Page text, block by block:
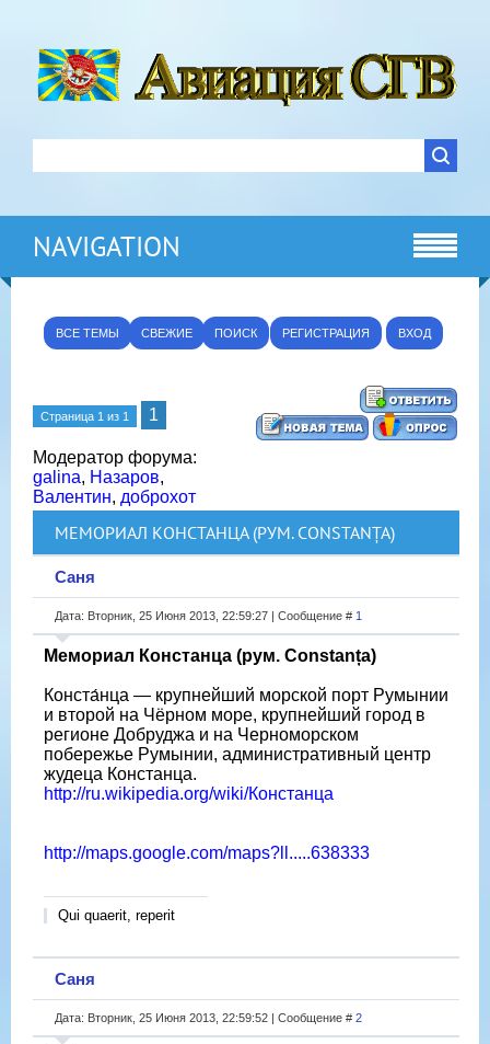
NAVIGATION
ВСЕ ТЕМЫ СВЕЖИЕ ПОИСК РЕГИСТРАЦИЯ ВХОД
Страница 1 из 1 1
Модератор форума:
galina, Назаров,
Валентин, доброхот
МЕМОРИАЛ КОНСТАНЦА (РУМ. CONSTANȚA)
Саня
Дата: Вторник, 25 Июня 2013, 22:59:27 | Сообщение # 1
Мемориал Констанца (рум. Constanța)
Конста́нца — крупнейший морской порт Румынии
и второй на Чёрном море, крупнейший город в
регионе Добруджа и на Черноморском
побережье Румынии, административный центр
жудеца Констанца.
http://ru.wikipedia.org/wiki/Констанца
http://maps.google.com/maps?ll.....638333
Qui quaerit, reperit
Саня
Дата: Вторник, 25 Июня 2013, 22:59:52 | Сообщение # 2